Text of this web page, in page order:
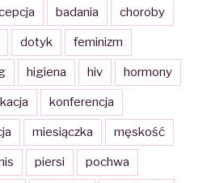
badania choroby
dotyk feminizm
higiena hiv hormony
konferencja
miesiączka męskość
piersi pochwa